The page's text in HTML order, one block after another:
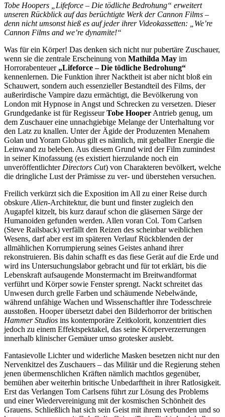
Tobe Hoopers „Lifeforce – Die tödliche Bedrohung“ erweitert
unseren Rückblick auf das berüchtigte Werk der Cannon Films –
denn nicht umsonst hieß es auf jeder ihrer Videokassetten: „We’re
Cannon Films and we’re dynamite!“
Was für ein Körper! Das denken sich nicht nur pubertäre Zuschauer,
wenn sie die zentrale Erscheinung von Mathilda May im
Horrorabenteuer „Lifeforce – Die tödliche Bedrohung“
kennenlernen. Die Funktion ihrer Nacktheit ist aber nicht bloß ein
Schauwert, sondern auch essenzieller Bestandteil des Films, der
außerirdische Vampire dazu ermächtigt, die Bevölkerung von
London mit Hypnose in Angst und Schrecken zu versetzen. Dieser
Grundgedanke ist für RegisseurTobe Hooper Antrieb genug, um
dem Zuschauer eine unnachgiebige Melange der Unterhaltung vor
den Latz zu knallen. Unter der Ägide der Produzenten Menahem
Golan und Yoram Globus gilt es nämlich, mit geballter Energie die
Leinwand zu beleben. Aus diesem Grund wird der Film zumindest
in seiner Kinofassung (es existiert hierzulande noch ein
unveröffentlichter Directors Cut) von Charakteren bevölkert, welche
die dringliche Lust der Prämisse zu ver- und überstehen versuchen.
Freilich verkürzt sich die Exposition im All zu einer Reise durch
obskure Alien-Architektur, die bunt und finster zugleich den
Augapfel kitzelt, bis kurz darauf schon die gläsernen Särge der
Humanoiden gefunden werden. Allen voran Col. Tom Carlsen
(Steve Railsback) verfällt den Reizen des scheinbar weiblichen
Wesens, darf aber erst im späteren Verlauf Rückblenden der
allmählichen Korrumpierung seines Geistes anhand ihrer
rekonstruieren. Bis dahin schafft es das fiese Gerät auf die Erde und
wird ins Untersuchungslabor gebracht und für tot erklärt, bis die
Lebenskraft aufsaugende Monstermacht im Breitwandformat
verführt und Körper sowie Fenster sprengt. Nackt schreitet das
Unwesen durch grelle Farben und schäumende Nebelwände,
während unfähige Wachen und Wissenschaftler ihre Todesschreie
ausstoßen. Hooper übersetzt dabei den Bilderhorror der britischen
Hammer Studios ins kontemporäre Zeitkolorit, konzentriert dies
jedoch zu einem Effektspektakel, das seine Körperverzerrungen
innerhalb klinischer Gemäuer umso grotesker auslebt.
Fantasievolle Lichter und widerliche Masken besetzen nicht nur den
Nervenkitzel des Zuschauers – das Militär und die Regierung stehen
jenen übermenschlichen Kräften nämlich machtlos gegenüber,
bemühen aber weiterhin britische Unbedarftheit in ihrer Ratlosigkeit.
Erst das Verlangen Tom Carlsens führt zur Lösung des Problems
und einer Wiedervereinigung mit der kosmischen Schönheit des
Grauens. Schließlich hat sich sein Geist mit ihrem verbunden und so